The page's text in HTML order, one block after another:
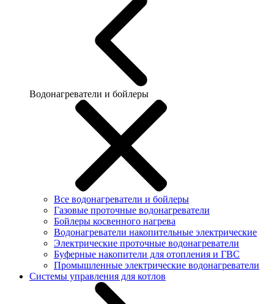
Водонагреватели и бойлеры
Все водонагреватели и бойлеры
Газовые проточные водонагреватели
Бойлеры косвенного нагрева
Водонагреватели накопительные электрические
Электрические проточные водонагреватели
Буферные накопители для отопления и ГВС
Промышленные электрические водонагреватели
Системы управления для котлов